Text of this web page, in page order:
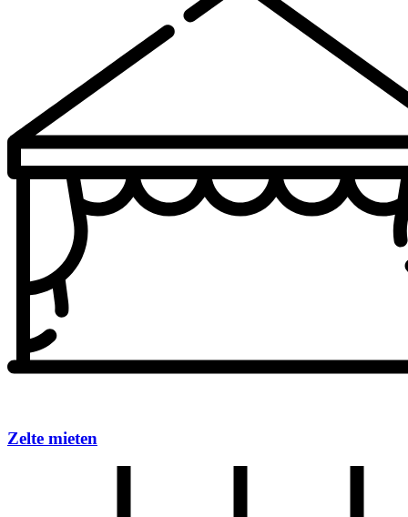
Zelte mieten